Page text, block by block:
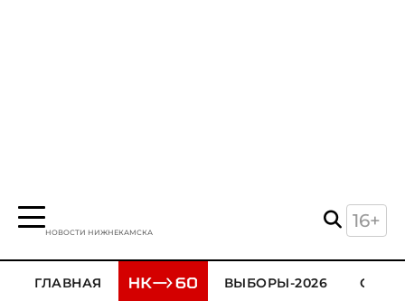
НОВОСТИ НИЖНЕКАМСКА
16+
ГЛАВНАЯ ВЫБОРЫ-2026